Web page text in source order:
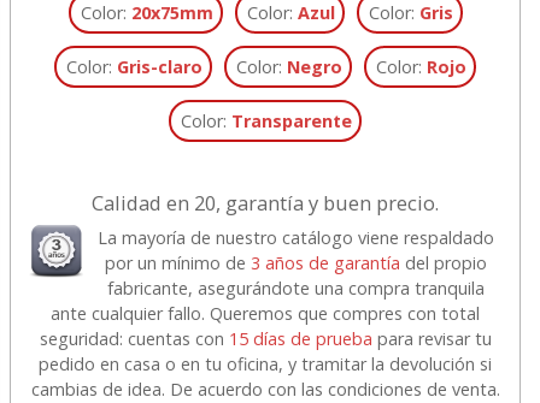
Color: 20x75mm Color: Azul Color: Gris
Color: Gris-claro Color: Negro Color: Rojo
Color: Transparente
Calidad en 20, garantía y buen precio.
La mayoría de nuestro catálogo viene respaldado
por un mínimo de 3 años de garantía del propio
fabricante, asegurándote una compra tranquila
ante cualquier fallo. Queremos que compres con total
seguridad: cuentas con 15 días de prueba para revisar tu
pedido en casa o en tu oficina, y tramitar la devolución si
cambias de idea. De acuerdo con las condiciones de venta.